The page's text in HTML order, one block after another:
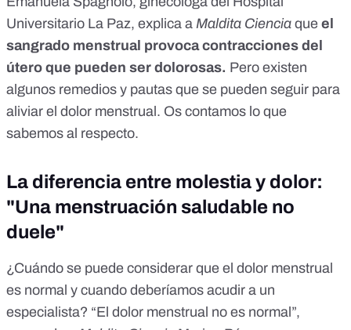
Universitario La Paz, explica a Maldita Ciencia que el
sangrado menstrual provoca contracciones del
útero que pueden ser dolorosas. Pero existen
algunos remedios y pautas que se pueden seguir para
aliviar el dolor menstrual. Os contamos lo que
sabemos al respecto.
La diferencia entre molestia y dolor:
"Una menstruación saludable no
duele"
¿Cuándo se puede considerar que el dolor menstrual
es normal y cuando deberíamos acudir a un
especialista? “El dolor menstrual no es normal”,